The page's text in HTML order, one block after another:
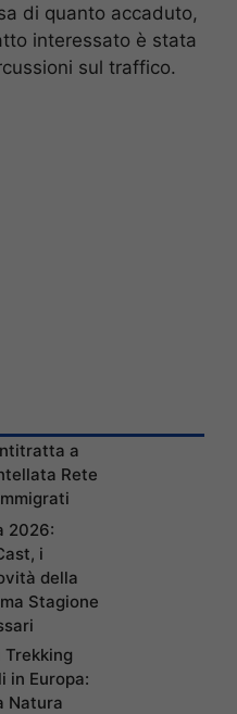
di quanto accaduto,
interessato è stata
sul traffico.
a
Rete
2026:
i
della
Stagione
in Europa:
Natura